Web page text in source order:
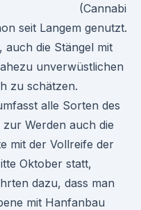
(Cannabi
seit Langem genutzt.
auch die Stängel mit
unverwüstlichen
zu schätzen.
alle Sorten des
Werden auch die
mit der Vollreife der
Oktober statt,
dazu, dass man
mit Hanfanbau